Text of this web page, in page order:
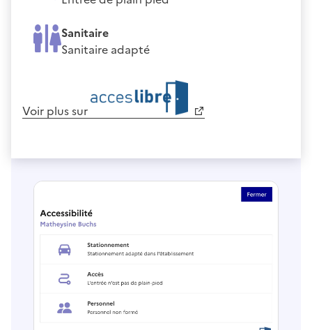
Sanitaire
Sanitaire adapté
Voir plus sur